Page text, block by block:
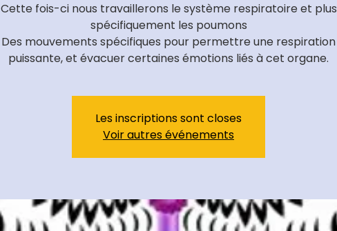
Cette fois-ci nous travaillerons le système respiratoire et plus
spécifiquement les poumons
Des mouvements spécifiques pour permettre une respiration
puissante, et évacuer certaines émotions liés à cet organe.
Les inscriptions sont closes
Voir autres événements